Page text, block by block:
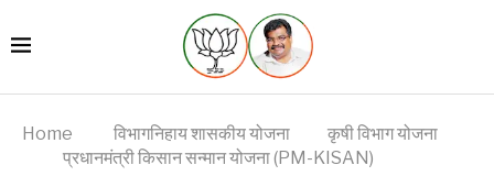
Home विभागनिहाय शासकीय योजना
कृषी विभाग योजना
प्रधानमंत्री किसान सन्मान योजना (PM-KISAN)